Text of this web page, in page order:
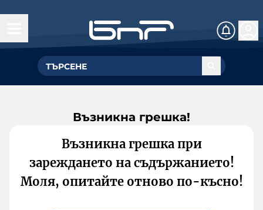
Възникна грешка!
Възникна грешка при
зареждането на съдържанието!
Моля, опитайте отново по-късно!